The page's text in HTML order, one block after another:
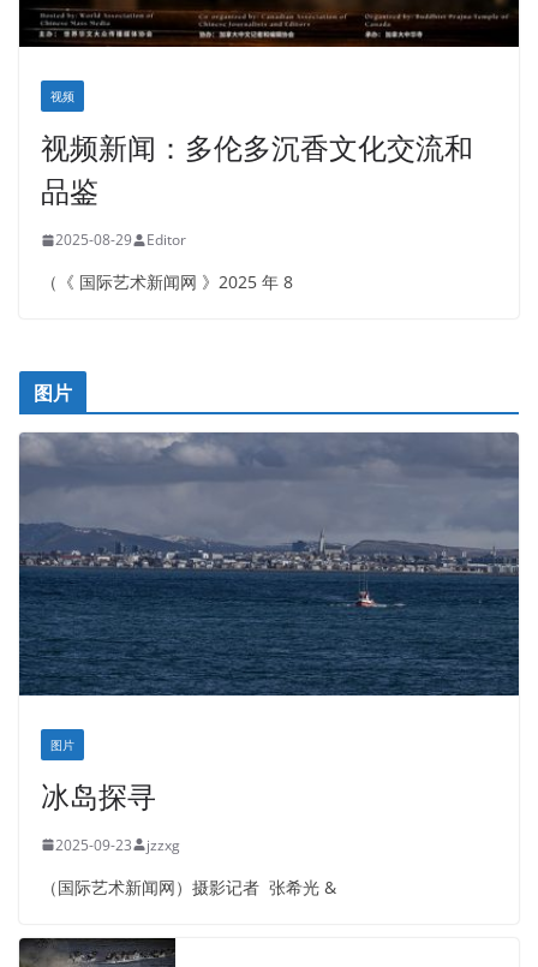
视频
视频新闻：多伦多沉香文化交流和
品鉴
2025-08-29 Editor
（《 国际艺术新闻网 》2025 年 8
图片
图片
冰岛探寻
2025-09-23 jzzxg
（国际艺术新闻网）摄影记者 张希光 &